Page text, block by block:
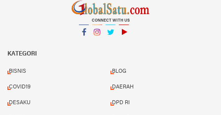
CONNECT WITH US
KATEGORI
BISNIS BLOG
COVID19 DAERAH
DESAKU DPD RI